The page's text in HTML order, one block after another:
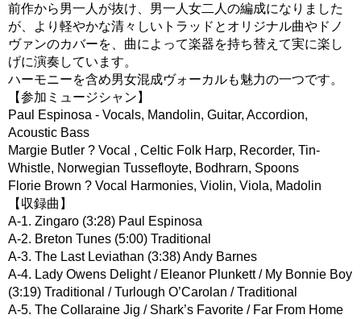
前作から男一人が抜け、男一人女二人の編成になりました
が、より軽やかな清々しいトラッドとオリジナル曲やドノ
ヴァンのカバーを、曲によって楽器を持ち替えて実に楽し
げに演奏しています。
ハーモニーを含め男女混成ヴォーカルも魅力の一つです。
【参加ミュージシャン】
Paul Espinosa - Vocals, Mandolin, Guitar, Accordion,
Acoustic Bass
Margie Butler ? Vocal , Celtic Folk Harp, Recorder, Tin-
Whistle, Norwegian Tussefloyte, Bodhrarn, Spoons
Florie Brown ? Vocal Harmonies, Violin, Viola, Madolin
【収録曲】
A-1. Zingaro (3:28) Paul Espinosa
A-2. Breton Tunes (5:00) Traditional
A-3. The Last Leviathan (3:38) Andy Barnes
A-4. Lady Owens Delight / Eleanor Plunkett / My Bonnie Boy
(3:19) Traditional / Turlough O’Carolan / Traditional
A-5. The Collaraine Jig / Shark’s Favorite / Far From Home